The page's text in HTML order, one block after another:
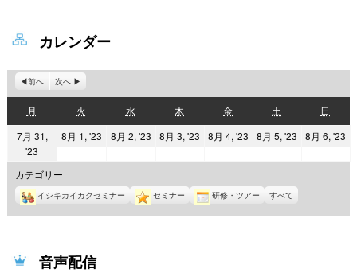
カレンダー
前へ 次へ
月
曜
日
火
曜
日
水水
曜
日
木
曜
日
金金
曜
日
土
曜
日
日
曜
日
7月 31,
'23
年
7
月
31
8月 1, '232023
月
1
日
8月 2, '232023
月
2
日
8月 3, '23
2023
月
3
日
8月 4, '23
2023
月
日
8月 5, '23
2023
月
日
8月 6, '23
日
カテゴリー
イシキカイカクセミナー セミナー 研修・ツアー すべて
音声配信